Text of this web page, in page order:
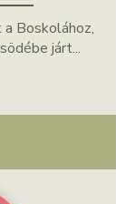
Boskolához,
járt...